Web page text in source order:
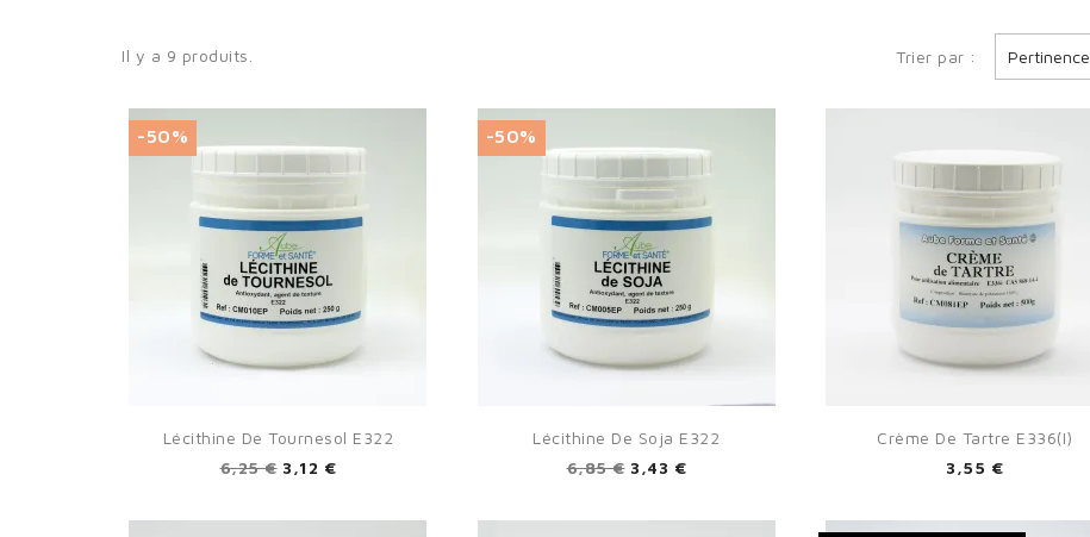
Il y a 9 produits. Trier par : Pertinence
 Aperçu rapide
Lécithine De Tournesol E322
6,25 € 3,12 €
-50%
Aperçu rapide
Lécithine De Soja E322
6,85 € 3,43 €
-50%
 Aperçu rapide
Crème De Tartre E336(i)
3,55 €